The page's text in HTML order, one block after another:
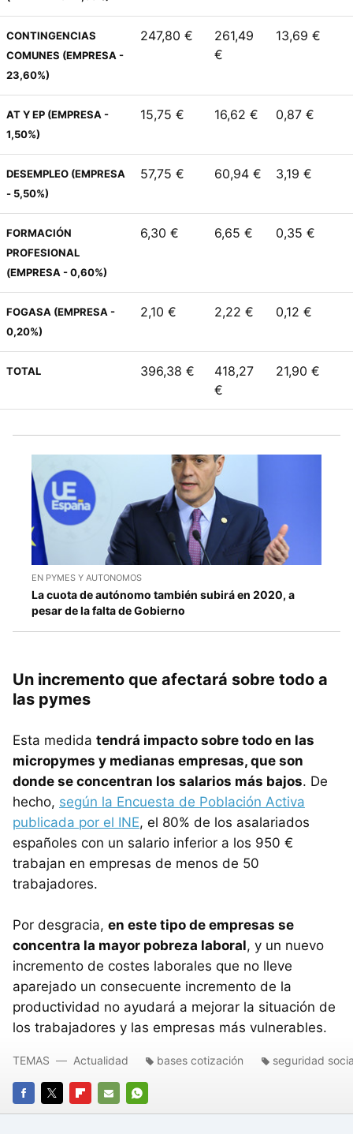
CONTINGENCIAS
COMUNES (EMPRESA -
23,60%)
247,80 €
261,49
€
13,69 €
AT Y EP (EMPRESA -
1,50%)
15,75 € 16,62 € 0,87 €
DESEMPLEO (EMPRESA
- 5,50%)
57,75 € 60,94 € 3,19 €
FORMACIÓN
PROFESIONAL
(EMPRESA - 0,60%)
6,30 € 6,65 € 0,35 €
FOGASA (EMPRESA -
0,20%)
2,10 € 2,22 € 0,12 €
TOTAL 396,38 €
418,27
€
21,90 €
EN PYMES Y AUTONOMOS
La cuota de autónomo también subirá en 2020, a
pesar de la falta de Gobierno
Un incremento que afectará sobre todo a
las pymes
Esta medida tendrá impacto sobre todo en las
micropymes y medianas empresas, que son
donde se concentran los salarios más bajos. De
hecho, según la Encuesta de Población Activa
publicada por el INE, el 80% de los asalariados
españoles con un salario inferior a los 950 €
trabajan en empresas de menos de 50
trabajadores.
Por desgracia, en este tipo de empresas se
concentra la mayor pobreza laboral, y un nuevo
incremento de costes laborales que no lleve
aparejado un consecuente incremento de la
productividad no ayudará a mejorar la situación de
los trabajadores y las empresas más vulnerables.
FACEBOOK
TWITTERFLIPBOARD
E-
WHATSAPP
TEMAS Actualidad bases cotización seguridad